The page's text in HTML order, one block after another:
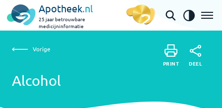
Apotheek.nl
25 jaar betrouwbare
medicijninformatie
AlcoholVorige
Alcohol
PRINT DEEL